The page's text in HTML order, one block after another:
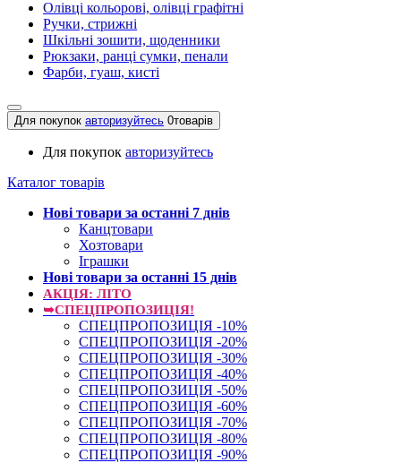
Олівці кольорові, олівці графітні
Ручки, стрижні
Шкільні зошити, щоденники
Рюкзаки, ранці сумки, пенали
Фарби, гуаш, кисті
Для покупок авторизуйтесь 0товарів
Для покупок авторизуйтесь
Каталог товарів
Нові товари за останнi 7 днiв
Канцтовари
Хозтовари
Іграшки
Нові товари за останнi 15 днiв
АКЦІЯ: ЛІТО
➥СПЕЦПРОПОЗИЦІЯ!
СПЕЦПРОПОЗИЦІЯ -10%
СПЕЦПРОПОЗИЦІЯ -20%
СПЕЦПРОПОЗИЦІЯ -30%
СПЕЦПРОПОЗИЦІЯ -40%
СПЕЦПРОПОЗИЦІЯ -50%
СПЕЦПРОПОЗИЦІЯ -60%
СПЕЦПРОПОЗИЦІЯ -70%
СПЕЦПРОПОЗИЦІЯ -80%
СПЕЦПРОПОЗИЦІЯ -90%